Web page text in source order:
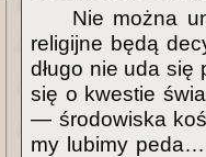
Nie można
religijne będą
długo nie uda się
się o kwestie
— środowiska
my lubimy peda…